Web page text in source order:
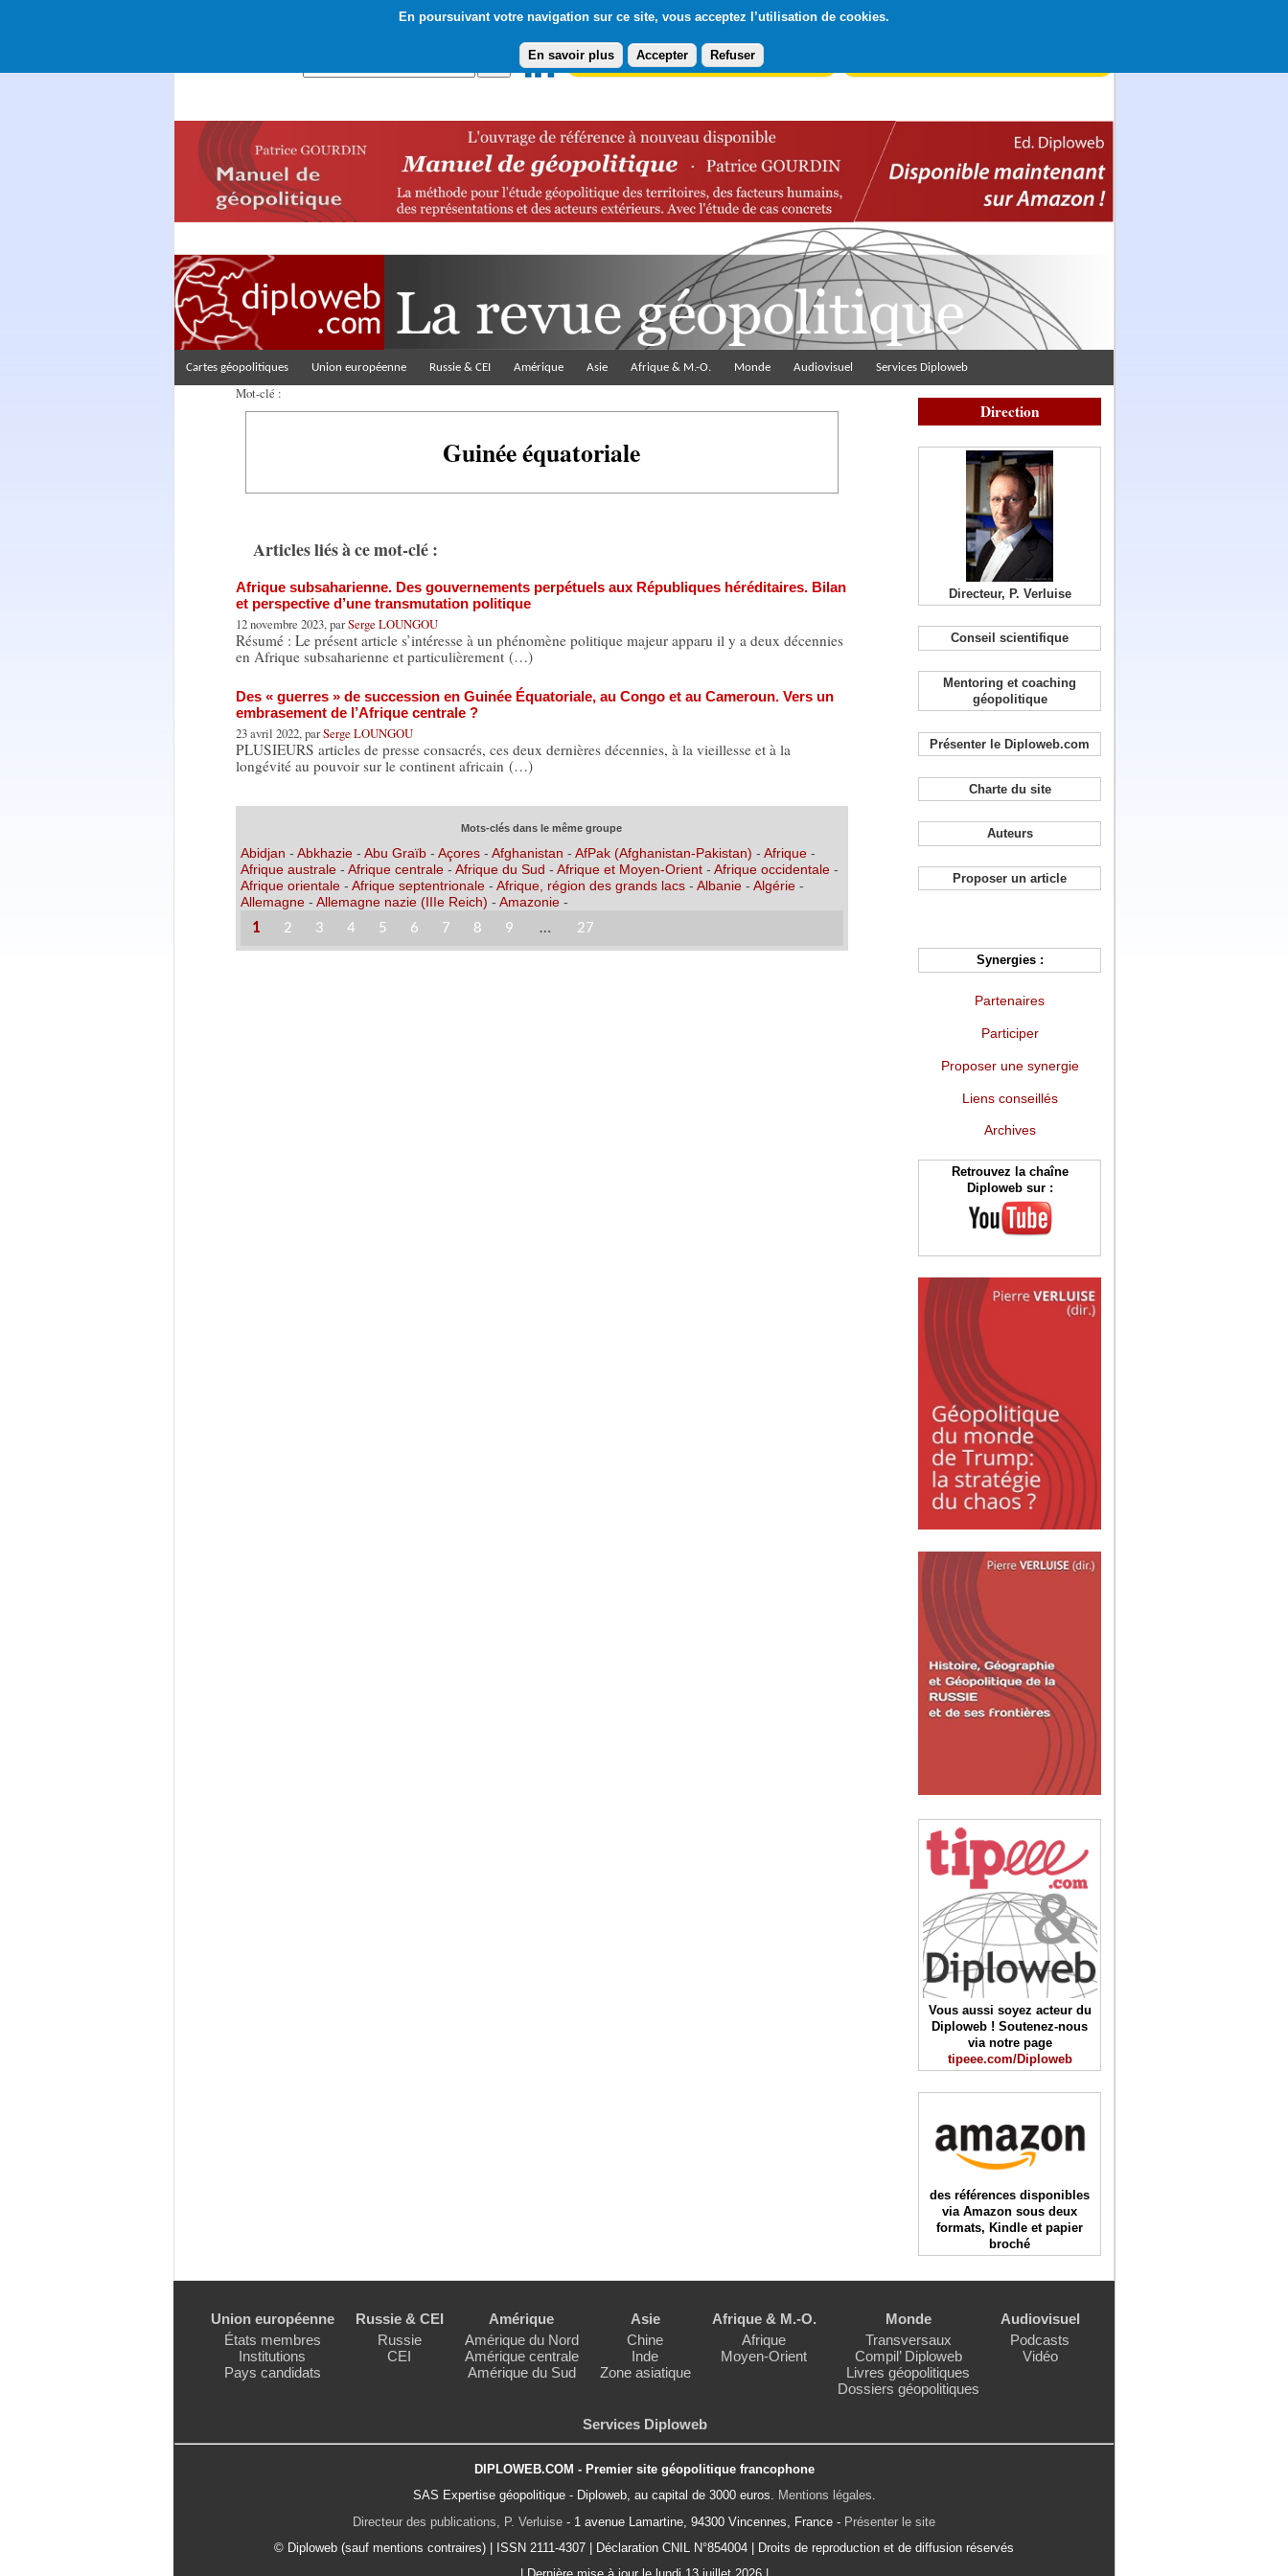
En poursuivant votre navigation sur ce site, vous acceptez l’utilisation de cookies.
En savoir plus Accepter Refuser
Abonnement gratuit à la Lettre du Diploweb
Cartes géopolitiques Union européenne Russie & CEI Amérique Asie Afrique & M.-O. Monde Audiovisuel Services Diploweb
Mot-clé :
Guinée équatoriale
Articles liés à ce mot-clé :
Afrique subsaharienne. Des gouvernements perpétuels aux Républiques héréditaires. Bilan
et perspective d’une transmutation politique
12 novembre 2023, parSerge LOUNGOU
Résumé : Le présent article s’intéresse à un phénomène politique majeur apparu il y a deux décennies
en Afrique subsaharienne et particulièrement (…)
Des « guerres » de succession en Guinée Équatoriale, au Congo et au Cameroun. Vers un
embrasement de l’Afrique centrale ?
23 avril 2022, parSerge LOUNGOU
PLUSIEURS articles de presse consacrés, ces deux dernières décennies, à la vieillesse et à la
longévité au pouvoir sur le continent africain (…)
Mots-clés dans le même groupe
Abidjan - Abkhazie- Abu Graïb- Açores- Afghanistan - AfPak (Afghanistan-Pakistan) - Afrique-
Afrique australe- Afrique centrale - Afrique du Sud - Afrique et Moyen-Orient - Afrique occidentale -
Afrique orientale - Afrique septentrionale - Afrique, région des grands lacs- Albanie - Algérie -
Allemagne - Allemagne nazie (IIIe Reich) - Amazonie-
1 2 3 4 5 6 7 8 9 … 27
Direction
Directeur, P. Verluise
Conseil scientifique
Mentoring et coaching
géopolitique
Présenter le Diploweb.com
Charte du site
Auteurs
Proposer un article
Synergies :
Partenaires
Participer
Proposer une synergie
Liens conseillés
Archives
Retrouvez la chaîne
Diploweb sur :
Vous aussi soyez acteur du
Diploweb ! Soutenez-nous
via notre page
tipeee.com/Diploweb
des références disponibles
via Amazon sous deux
formats, Kindle et papier
broché
Union européenne
États membres
Institutions
Pays candidats
Russie & CEI
Russie
CEI
Amérique
Amérique du Nord
Amérique centrale
Amérique du Sud
Asie
Chine
Inde
Zone asiatique
Afrique & M.-O.
Afrique
Moyen-Orient
Monde
Transversaux
Compil’ Diploweb
Livres géopolitiques
Dossiers géopolitiques
Audiovisuel
Podcasts
Vidéo
Services Diploweb
DIPLOWEB.COM - Premier site géopolitique francophone
SAS Expertise géopolitique - Diploweb, au capital de 3000 euros. Mentions légales.
Directeur des publications, P. Verluise - 1 avenue Lamartine, 94300 Vincennes, France - Présenter le site
© Diploweb (sauf mentions contraires) | ISSN 2111-4307 | Déclaration CNIL N°854004 | Droits de reproduction et de diffusion réservés